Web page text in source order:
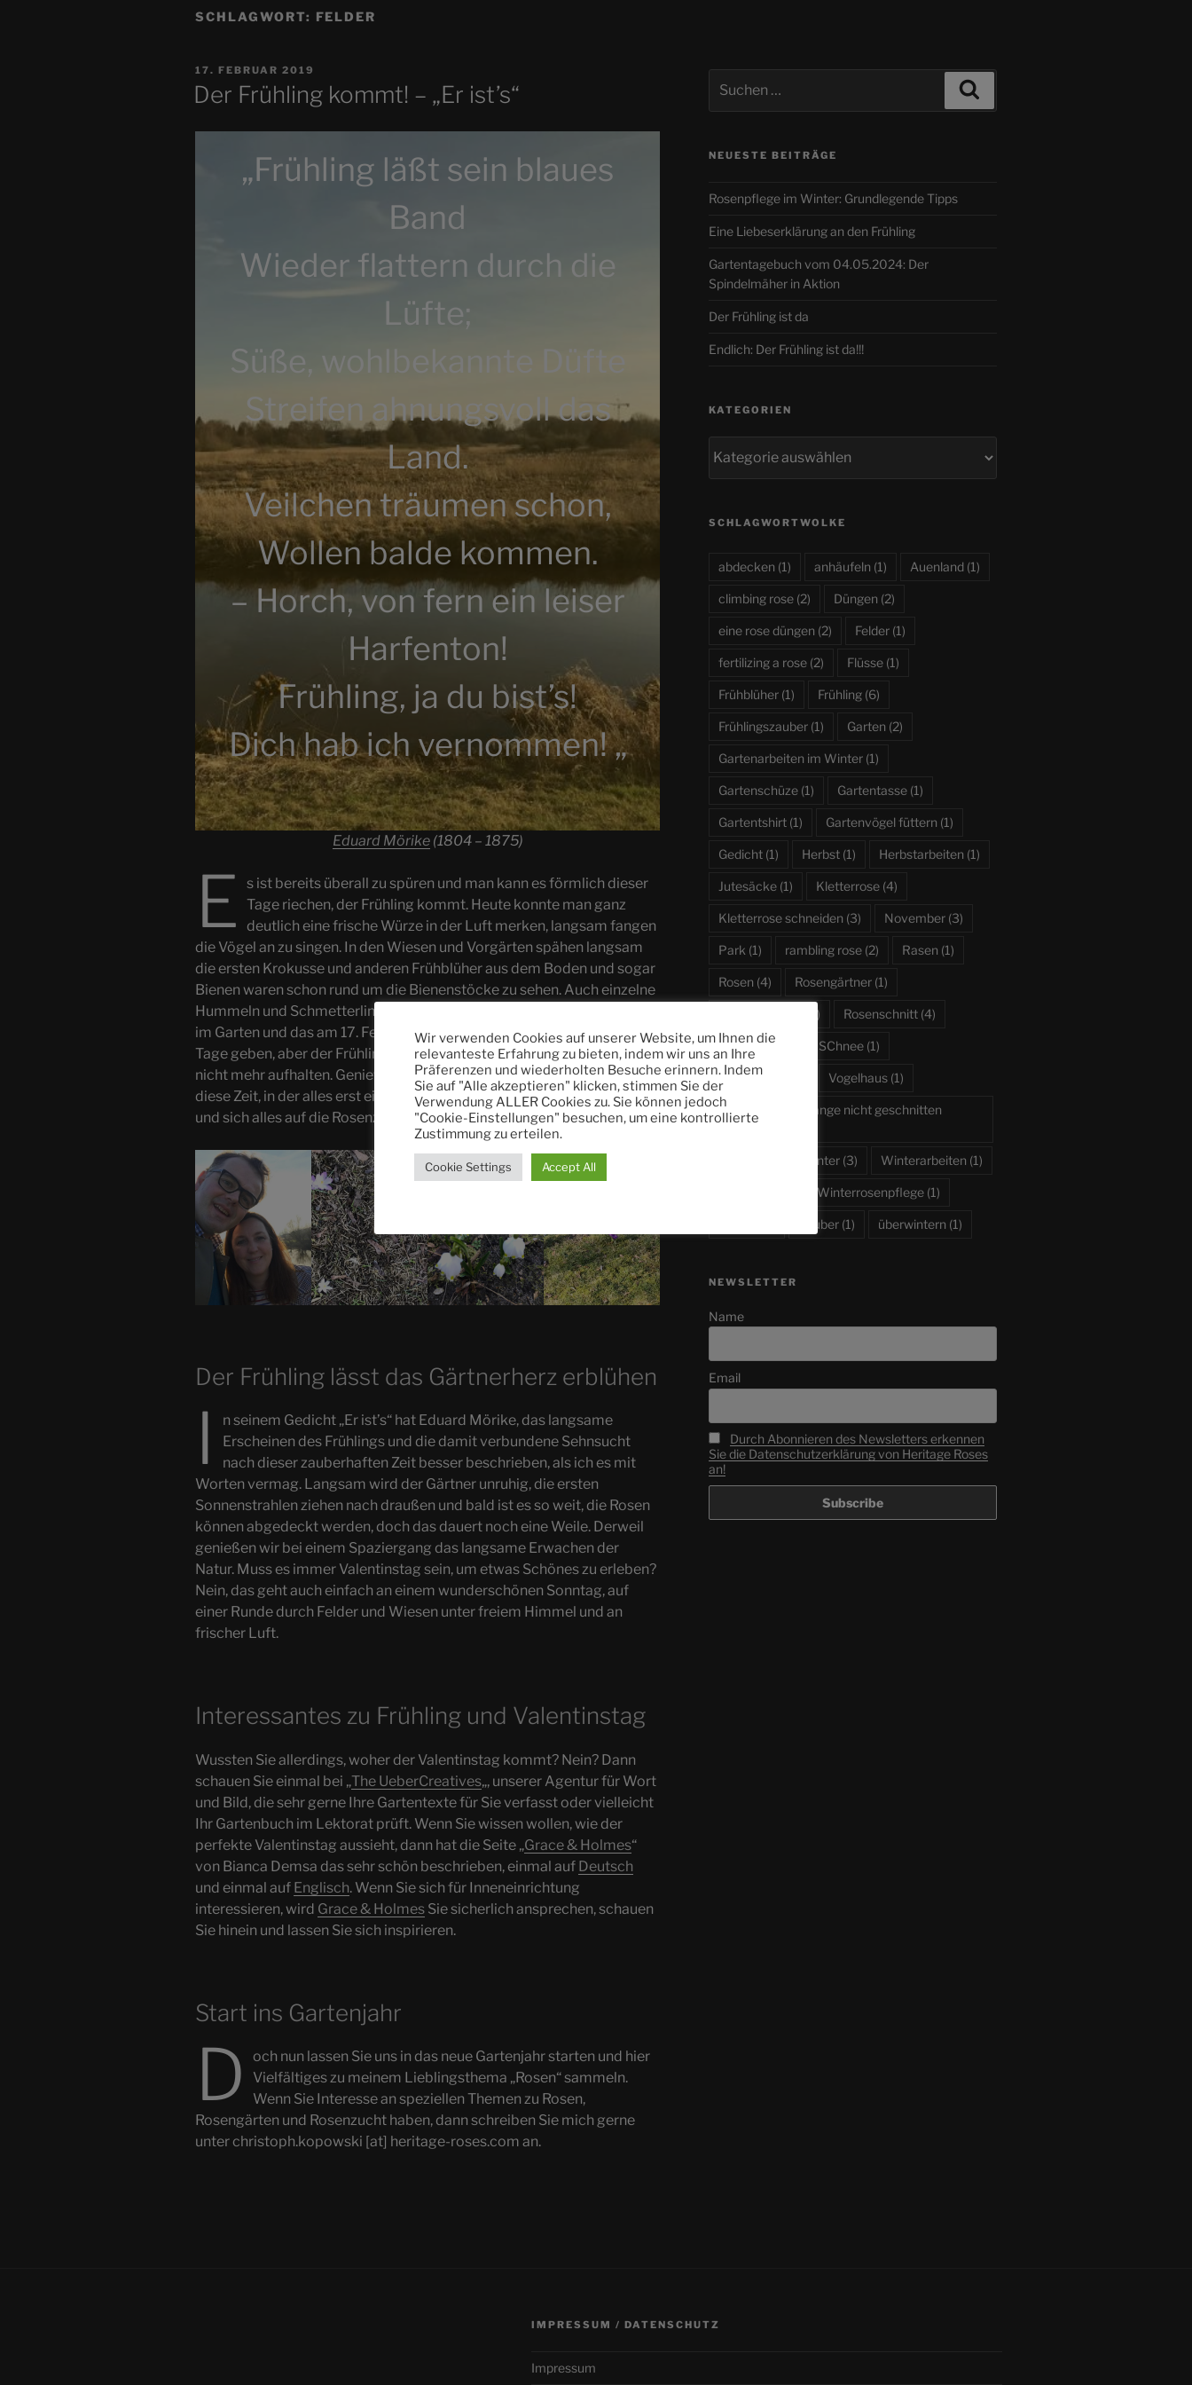
SCHLAGWORT: FELDER
VERÖFFENTLICHT
AM
17. FEBRUAR 2019
Der Frühling kommt! – „Er ist’s“
„Frühling läßt sein blaues
Band
Wieder flattern durch die
Lüfte;
Süße, wohlbekannte Düfte
Streifen ahnungsvoll das
Land.
Veilchen träumen schon,
Wollen balde kommen.
– Horch, von fern ein leiser
Harfenton!
Frühling, ja du bist’s!
Dich hab ich vernommen! „
Eduard Mörike(1804 – 1875)
E
s ist bereits überall zu spüren und man kann es förmlich dieser
Tage riechen, der Frühling kommt. Heute konnte man ganz
deutlich eine frische Würze in der Luft merken, langsam fangen
die Vögel an zu singen. In den Wiesen und Vorgärten spähen langsam
die ersten Krokusse und anderen Frühblüher aus dem Boden und sogar
Bienen waren schon rund um die Bienenstöcke zu sehen. Auch einzelne
Hummeln und Schmetterlinge gaben sich am heutigen Tage die Ehre
im Garten und das am 17. Februar. Sicherlich wird es noch ein paar kalte
Tage geben, aber der Frühling und nach ihm der Sommer, lassen sich
nicht mehr aufhalten. Genießen Sie zusammen mit Heritage Roses
diese Zeit, in der alles erst einmal gelb wird, bevor das Grün hervortritt
und sich alles auf die Rosenzeit im Mai / Juni vorbereitet.
Der Frühling lässt das Gärtnerherz erblühen
I
n seinem Gedicht „Er ist’s“ hat Eduard Mörike, das langsame
Erscheinen des Frühlings und die damit verbundene Sehnsucht
nach dieser zauberhaften Zeit besser beschrieben, als ich es mit
Worten vermag. Langsam wird der Gärtner unruhig, die ersten
Sonnenstrahlen ziehen nach draußen und bald ist es so weit, die Rosen
können abgedeckt werden, doch das dauert noch eine Weile. Derweil
genießen wir bei einem Spaziergang das langsame Erwachen der
Natur. Muss es immer Valentinstag sein, um etwas Schönes zu erleben?
Nein, das geht auch einfach an einem wunderschönen Sonntag, auf
einer Runde durch Felder und Wiesen unter freiem Himmel und an
frischer Luft.
Interessantes zu Frühling und Valentinstag
Wussten Sie allerdings, woher der Valentinstag kommt? Nein? Dann
schauen Sie einmal bei „The UeberCreatives„, unserer Agentur für Wort
und Bild, die sehr gerne Ihre Gartentexte für Sie verfasst oder vielleicht
Ihr Gartenbuch im Lektorat prüft. Wenn Sie wissen wollen, wie der
perfekte Valentinstag aussieht, dann hat die Seite „Grace & Holmes“
von Bianca Demsa das sehr schön beschrieben, einmal auf Deutsch
und einmal auf Englisch. Wenn Sie sich für Inneneinrichtung
interessieren, wird Grace & Holmes Sie sicherlich ansprechen, schauen
Sie hinein und lassen Sie sich inspirieren.
Start ins Gartenjahr
D
och nun lassen Sie uns in das neue Gartenjahr starten und hier
Vielfältiges zu meinem Lieblingsthema „Rosen“ sammeln.
Wenn Sie Interesse an speziellen Themen zu Rosen,
Rosengärten und Rosenzucht haben, dann schreiben Sie mich gerne
unter christoph.kopowski [at] heritage-roses.com an.
nach:
NEUESTE BEITRÄGE
Rosenpflege im Winter: Grundlegende Tipps
Eine Liebeserklärung an den Frühling
Gartentagebuch vom 04.05.2024: Der
Spindelmäher in Aktion
Der Frühling ist da
Endlich: Der Frühling ist da!!!
KATEGORIEN
SCHLAGWORTWOLKE
abdecken (1) anhäufeln (1) Auenland(1)
climbing rose(2) Düngen (2)
eine rose düngen (2) Felder(1)
fertilizing a rose(2) Flüsse(1)
Frühblüher(1) Frühling(6)
Frühlingszauber(1) Garten (2)
Gartenarbeiten im Winter(1)
Gartenschüze(1) Gartentasse(1)
Gartentshirt(1) Gartenvögel füttern (1)
Gedicht(1) Herbst(1) Herbstarbeiten (1)
Jutesäcke(1) Kletterrose(4)
Kletterrose schneiden (3) November(3)
Park (1) rambling rose(2) Rasen (1)
Rosen (4) Rosengärtner(1)
(3) Rosenschnitt(4)
Rosenvlies SChnee(1)
Spaziergang Vogelhaus(1)
wenn eine Rose lange nicht geschnitten
Winter(3) Winterarbeiten (1)
Winterrosenpflege(1)
Zauber(1) überwintern (1)
NEWSLETTER
Name
Email
Durch Abonnieren des Newsletters erkennen
Sie die Datenschutzerklärung von Heritage Roses
an!
IMPRESSUM / DATENSCHUTZ
Impressum
Wir verwenden Cookies auf unserer Website, um Ihnen die
relevanteste Erfahrung zu bieten, indem wir uns an Ihre
Präferenzen und wiederholten Besuche erinnern. Indem
Sie auf "Alle akzeptieren" klicken, stimmen Sie der
Verwendung ALLER Cookies zu. Sie können jedoch
"Cookie-Einstellungen" besuchen, um eine kontrollierte
Zustimmung zu erteilen.
Cookie Settings Accept All